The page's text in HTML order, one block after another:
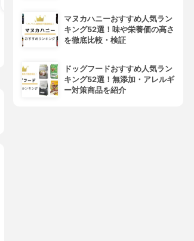
マヌカハニーおすすめ人気ラン
キング52選！味や栄養価の高さ
を徹底比較・検証
ドッグフードおすすめ人気ラン
キング52選！無添加・アレルギ
ー対策商品を紹介